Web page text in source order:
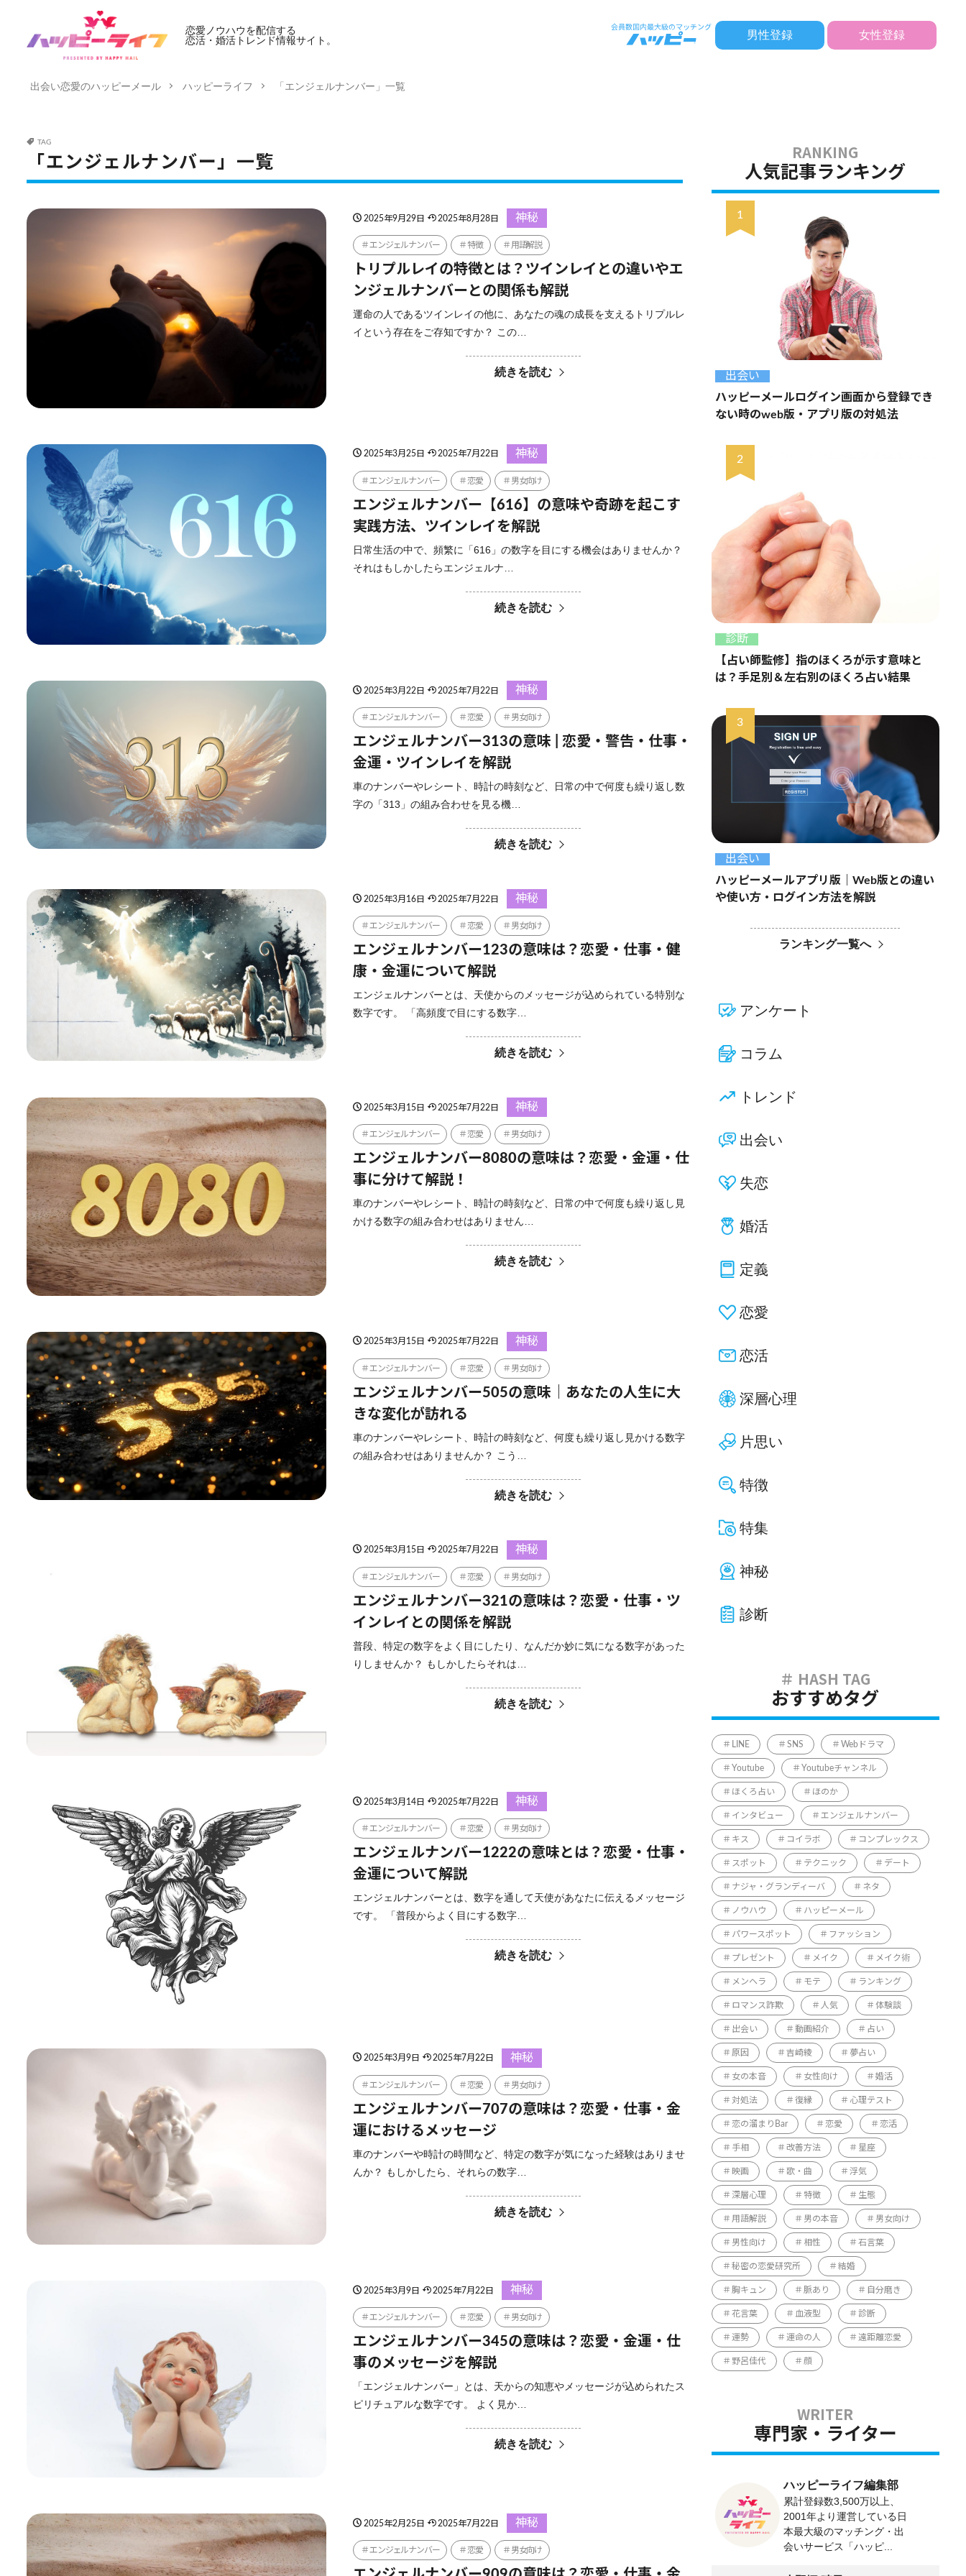
恋愛ノウハウを配信する
恋活・婚活トレンド情報サイト。
男性登録 女性登録
出会い恋愛のハッピーメール ハッピーライフ 「エンジェルナンバー」一覧
TAG
「エンジェルナンバー」一覧
2025年9月29日 2025年8月28日 神秘
エンジェルナンバー 特徴 用語解説
トリプルレイの特徴とは？ツインレイとの違いやエ
ンジェルナンバーとの関係も解説
運命の人であるツインレイの他に、あなたの魂の成長を支えるトリプルレ
イという存在をご存知ですか？ この…
続きを読む
2025年3月25日 2025年7月22日 神秘
エンジェルナンバー 恋愛 男女向け
エンジェルナンバー【616】の意味や奇跡を起こす
実践方法、ツインレイを解説
日常生活の中で、頻繁に「616」の数字を目にする機会はありませんか？
それはもしかしたらエンジェルナ…
続きを読む
2025年3月22日 2025年7月22日 神秘
エンジェルナンバー 恋愛 男女向け
エンジェルナンバー313の意味 | 恋愛・警告・仕事・
金運・ツインレイを解説
車のナンバーやレシート、時計の時刻など、日常の中で何度も繰り返し数
字の「313」の組み合わせを見る機…
続きを読む
2025年3月16日 2025年7月22日 神秘
エンジェルナンバー 恋愛 男女向け
エンジェルナンバー123の意味は？恋愛・仕事・健
康・金運について解説
エンジェルナンバーとは、天使からのメッセージが込められている特別な
数字です。 「高頻度で目にする数字…
続きを読む
2025年3月15日 2025年7月22日 神秘
エンジェルナンバー 恋愛 男女向け
エンジェルナンバー8080の意味は？恋愛・金運・仕
事に分けて解説！
車のナンバーやレシート、時計の時刻など、日常の中で何度も繰り返し見
かける数字の組み合わせはありません…
続きを読む
2025年3月15日 2025年7月22日 神秘
エンジェルナンバー 恋愛 男女向け
エンジェルナンバー505の意味｜あなたの人生に大
きな変化が訪れる
車のナンバーやレシート、時計の時刻など、何度も繰り返し見かける数字
の組み合わせはありませんか？ こう…
続きを読む
2025年3月15日 2025年7月22日 神秘
エンジェルナンバー 恋愛 男女向け
エンジェルナンバー321の意味は？恋愛・仕事・ツ
インレイとの関係を解説
普段、特定の数字をよく目にしたり、なんだか妙に気になる数字があった
りしませんか？ もしかしたらそれは…
続きを読む
2025年3月14日 2025年7月22日 神秘
エンジェルナンバー 恋愛 男女向け
エンジェルナンバー1222の意味とは？恋愛・仕事・
金運について解説
エンジェルナンバーとは、数字を通して天使があなたに伝えるメッセージ
です。 「普段からよく目にする数字…
続きを読む
2025年3月9日 2025年7月22日 神秘
エンジェルナンバー 恋愛 男女向け
エンジェルナンバー707の意味は？恋愛・仕事・金
運におけるメッセージ
車のナンバーや時計の時間など、特定の数字が気になった経験はありませ
んか？ もしかしたら、それらの数字…
続きを読む
2025年3月9日 2025年7月22日 神秘
エンジェルナンバー 恋愛 男女向け
エンジェルナンバー345の意味は？恋愛・金運・仕
事のメッセージを解説
「エンジェルナンバー」とは、天からの知恵やメッセージが込められたス
ピリチュアルな数字です。 よく見か…
続きを読む
2025年2月25日 2025年7月22日 神秘
エンジェルナンバー 恋愛 男女向け
人気記事ランキング
出会い
ハッピーメールログイン画面から登録でき
ない時のweb版・アプリ版の対処法
診断
【占い師監修】指のほくろが示す意味と
は？手足別＆左右別のほくろ占い結果
出会い
ハッピーメールアプリ版｜Web版との違い
や使い方・ログイン方法を解説
ランキング一覧へ
アンケート
コラム
トレンド
出会い
失恋
婚活
定義
恋愛
恋活
深層心理
片思い
特徴
特集
神秘
診断
おすすめタグ
LINE SNS Webドラマ
Youtube Youtubeチャンネル
ほくろ占い ほのか
インタビュー エンジェルナンバー
キス コイラボ コンプレックス
スポット テクニック デート
ナジャ・グランディーバ ネタ
ノウハウ ハッピーメール
パワースポット ファッション
プレゼント メイク メイク術
メンヘラ モテ ランキング
ロマンス詐欺 人気 体験談
出会い 動画紹介 占い
原因 吉崎綾 夢占い
女の本音 女性向け 婚活
対処法 復縁 心理テスト
恋の溜まりBar 恋愛 恋活
手相 改善方法 星座
映画 歌・曲 浮気
深層心理 特徴 生態
用語解説 男の本音 男女向け
男性向け 相性 石言葉
秘密の恋愛研究所 結婚
胸キュン 脈あり 自分磨き
花言葉 血液型 診断
運勢 運命の人 遠距離恋愛
野呂佳代 顔
専門家・ライター
ハッピーライフ編集部
累計登録数3,500万以上、
2001年より運営している日
本最大級のマッチング・出
会いサービス「ハッピ...